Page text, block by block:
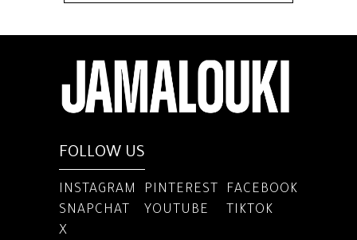
FOLLOW US
INSTAGRAM PINTEREST
FACEBOOK
SNAPCHAT
YOUTUBE
TIKTOK
X